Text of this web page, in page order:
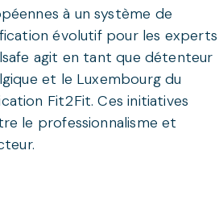
à un système de
évolutif pour les experts
agit en tant que détenteur
et le Luxembourg du
Fit2Fit. Ces initiatives
le professionnalisme et